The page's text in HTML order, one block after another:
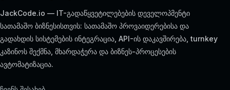
JackCode.io — IT-გადაწყვეტილებების დეველოპმენტი
სათამაშო ბიზნესისთვის: სათამაშო პროვაიდერებისა და
გადახდის სისტემების ინტეგრაცია, API-ის დაკავშირება, turnkey
კაზინოს შექმნა, მხარდაჭერა და ბიზნეს-პროცესების
ავტომატიზაცია.